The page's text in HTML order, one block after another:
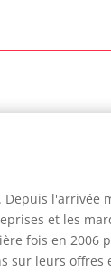
l'arrivée
et les
fois en 2006
sur leurs